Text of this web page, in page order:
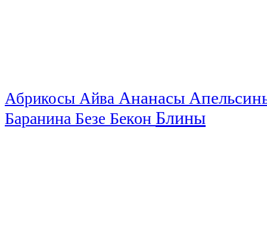
Абрикосы Айва Ананасы
Баранина Безе Бекон Блины